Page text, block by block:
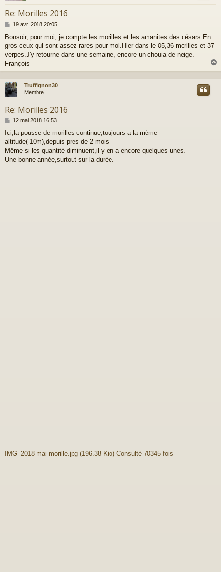
Re: Morilles 2016
M
s
s
a
19 avr. 2018 20:05
Bonsoir, pour moi, je compte les morilles et les amanites des césars.En
gros ceux qui sont assez rares pour moi.Hier dans le 05,36 morilles et 37
verpes.J'y retourne dans une semaine, encore un chouia de neige.
François
a
Truffignon30
Membre
Re: Morilles 2016
M
s
s
a
12 mai 2018 16:53
Ici,la pousse de morilles continue,toujours a la même
altitude(-10m),depuis près de 2 mois.
Même si les quantité diminuent,il y en a encore quelques unes.
Une bonne année,surtout sur la durée.
IMG_2018 mai morille.jpg (196.38 Kio) Consulté 70345 fois